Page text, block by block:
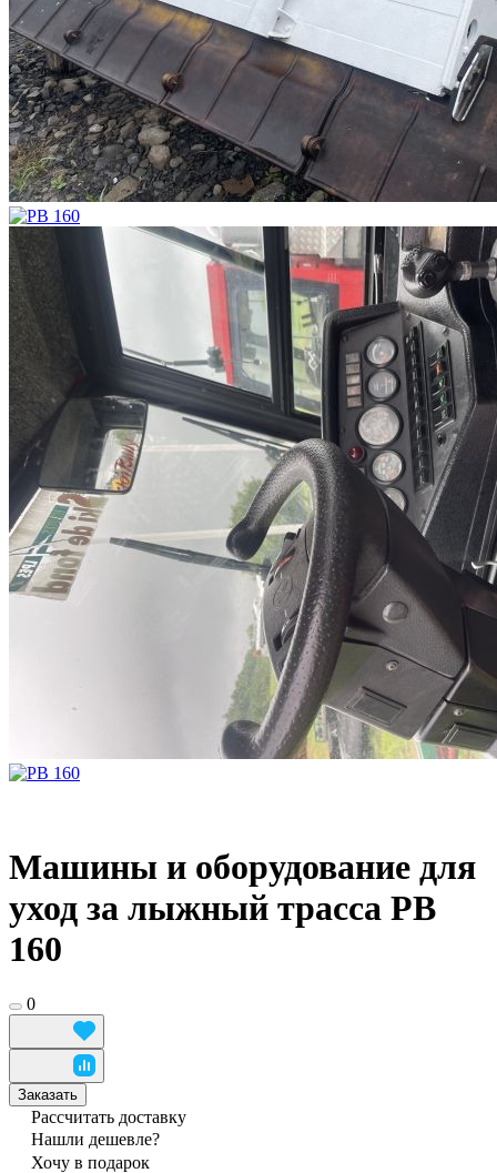
Машины и оборудование для
уход за лыжный трасса PB
160
0
Заказать
Рассчитать доставку
Нашли дешевле?
Хочу в подарок